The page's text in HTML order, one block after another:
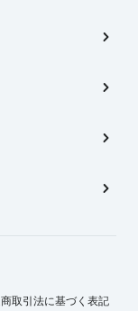
取引法に基づく表記